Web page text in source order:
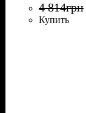
4 814грн
Купить